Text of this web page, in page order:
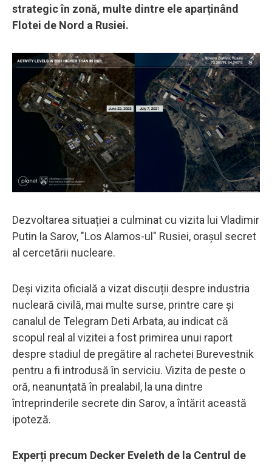
strategic în zonă, multe dintre ele aparținând
Flotei de Nord a Rusiei.
Dezvoltarea situației a culminat cu vizita lui Vladimir
Putin la Sarov, "Los Alamos-ul" Rusiei, orașul secret
al cercetării nucleare.
Deși vizita oficială a vizat discuții despre industria
nucleară civilă, mai multe surse, printre care și
canalul de Telegram Deti Arbata, au indicat că
scopul real al vizitei a fost primirea unui raport
despre stadiul de pregătire al rachetei Burevestnik
pentru a fi introdusă în serviciu. Vizita de peste o
oră, neanunțată în prealabil, la una dintre
întreprinderile secrete din Sarov, a întărit această
ipoteză.
Experți precum Decker Eveleth de la Centrul de